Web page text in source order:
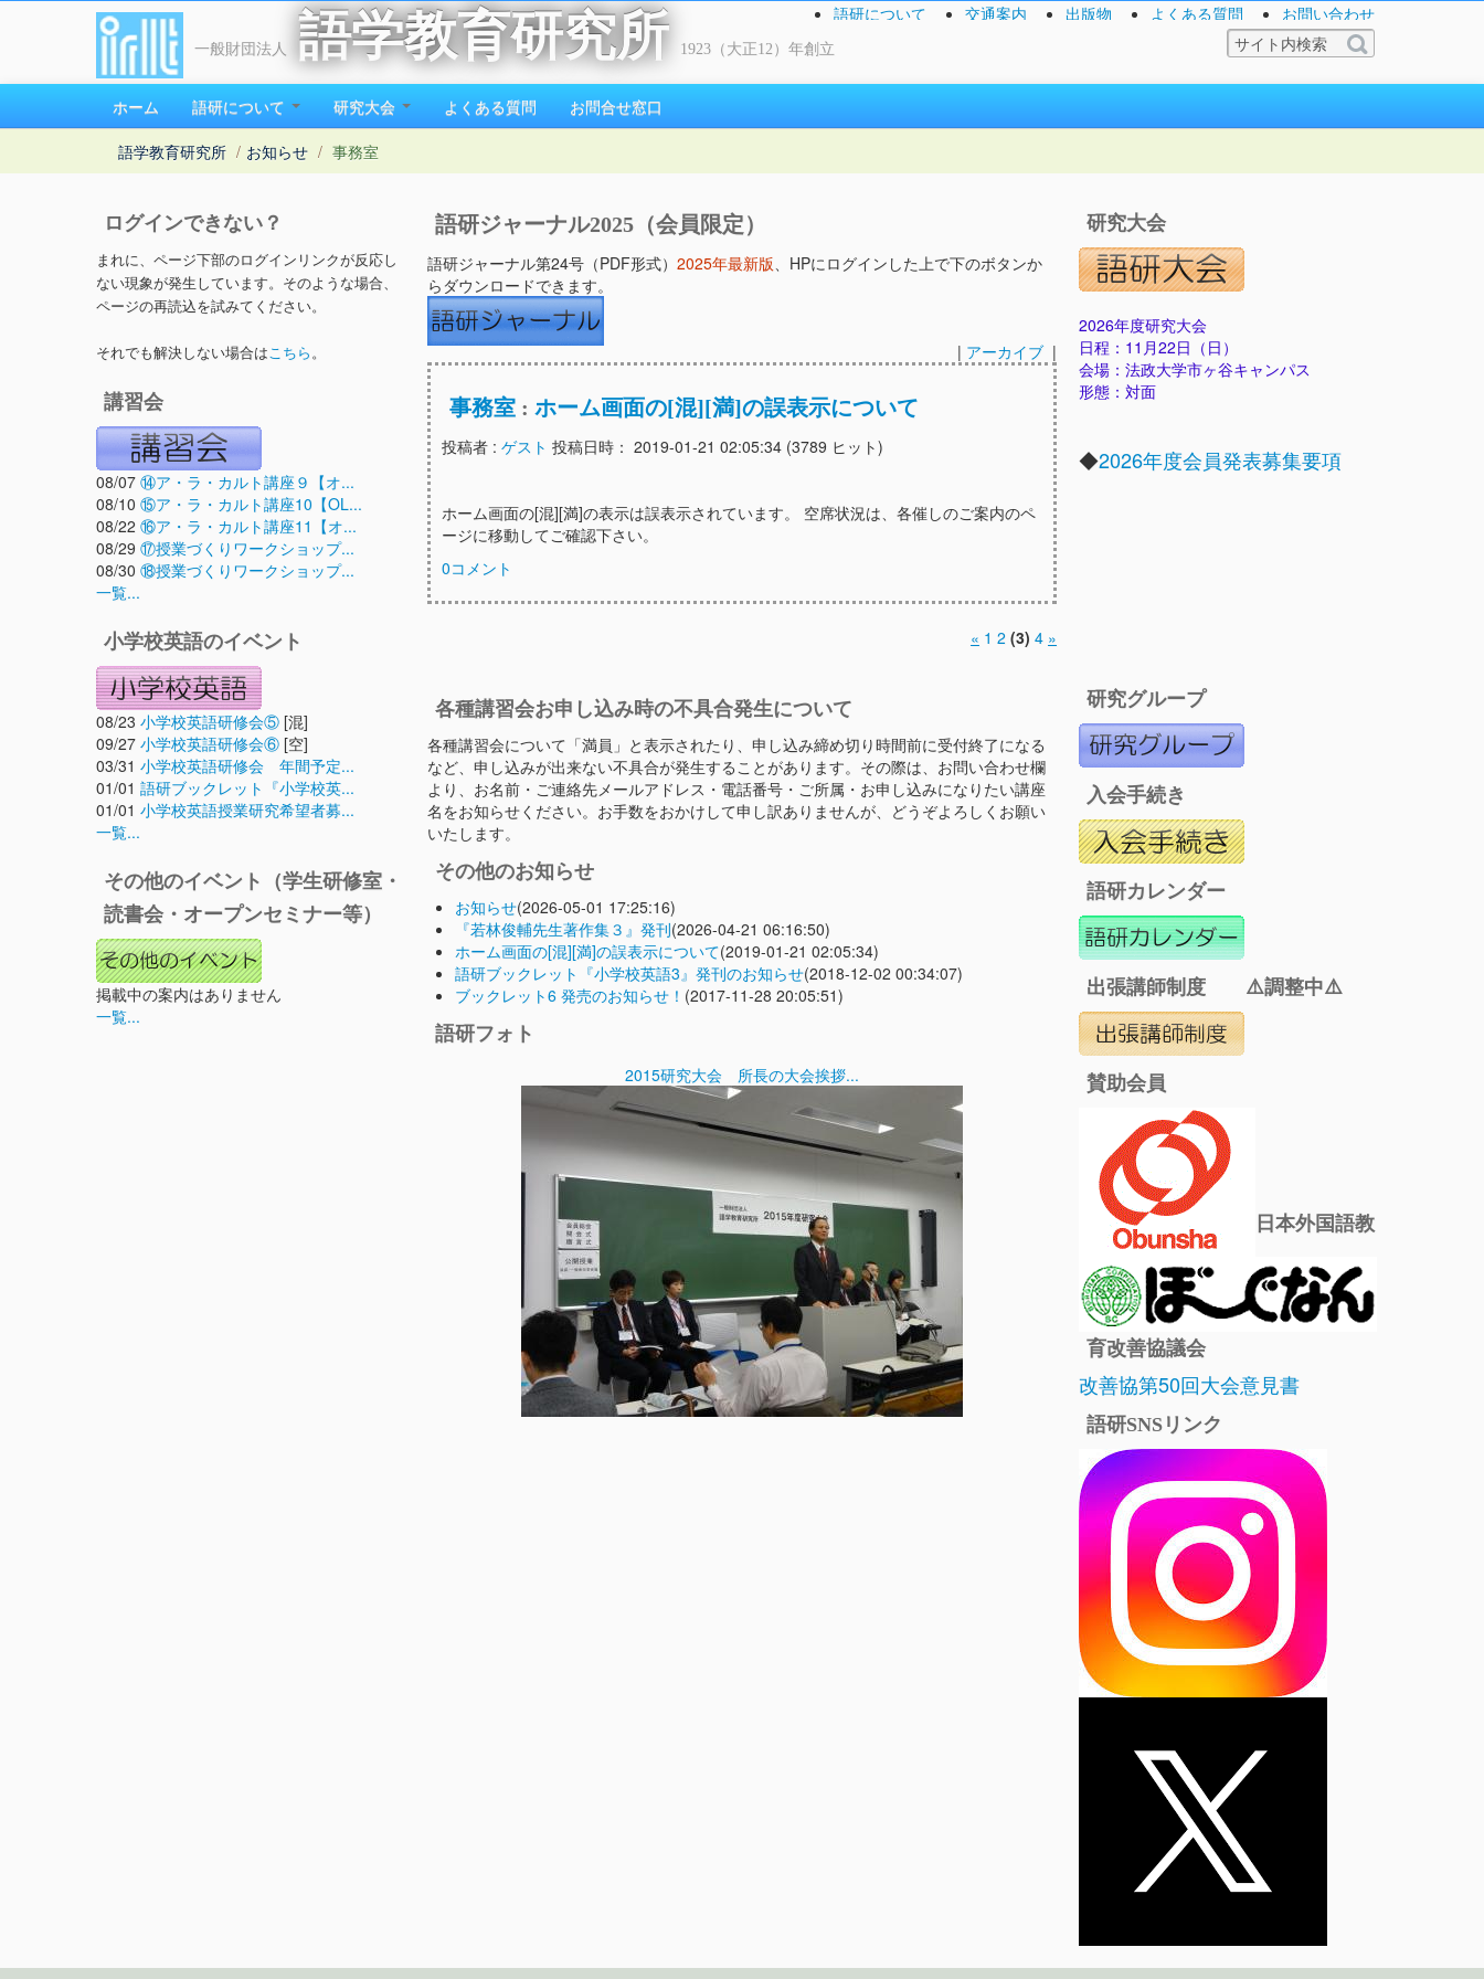
一般財団法人 語学教育研究所 1923（大正12）年創立
語研について 交通案内 出版物 よくある質問 お問い合わせ
ホーム 語研について 研究大会 よくある質問 お問合せ窓口
語学教育研究所 / お知らせ / 事務室
ログインできない？
まれに、ページ下部のログインリンクが反応し
ない現象が発生しています。そのような場合、
ページの再読込を試みてください。
それでも解決しない場合はこちら。
講習会
08/07 ⑭ア・ラ・カルト講座９【オ...
08/10 ⑮ア・ラ・カルト講座10【OL...
08/22 ⑯ア・ラ・カルト講座11【オ...
08/29 ⑰授業づくりワークショップ...
08/30 ⑱授業づくりワークショップ...
一覧...
小学校英語のイベント
08/23 小学校英語研修会⑤ [混]
09/27 小学校英語研修会⑥ [空]
03/31 小学校英語研修会 年間予定...
01/01 語研ブックレット『小学校英...
01/01 小学校英語授業研究希望者募...
一覧...
その他のイベント（学生研修室・
読書会・オープンセミナー等）
掲載中の案内はありません
一覧...
語研ジャーナル2025（会員限定）
語研ジャーナル第24号（PDF形式） 2025年最新版、HPにログインした上で下のボタンか
らダウンロードできます。
| アーカイブ|
事務室 : ホーム画面の[混][満]の誤表示について
投稿者 : ゲスト 投稿日時： 2019-01-21 02:05:34 (3789 ヒット)
ホーム画面の[混][満]の表示は誤表示されています。 空席状況は、各催しのご案内のペ
ージに移動してご確認下さい。
0コメント
« 1 2 (3) 4 »
各種講習会お申し込み時の不具合発生について
各種講習会について「満員」と表示されたり、申し込み締め切り時間前に受付終了になる
など、申し込みが出来ない不具合が発生することがあります。その際は、お問い合わせ欄
より、お名前・ご連絡先メールアドレス・電話番号・ご所属・お申し込みになりたい講座
名をお知らせください。お手数をおかけして申し訳ありませんが、どうぞよろしくお願い
いたします。
その他のお知らせ
お知らせ(2026-05-01 17:25:16)
『若林俊輔先生著作集３』発刊(2026-04-21 06:16:50)
ホーム画面の[混][満]の誤表示について(2019-01-21 02:05:34)
語研ブックレット『小学校英語3』発刊のお知らせ(2018-12-02 00:34:07)
ブックレット6 発売のお知らせ！ (2017-11-28 20:05:51)
語研フォト
2015研究大会 所長の大会挨拶...
研究大会
2026年度研究大会
日程：11月22日（日）
会場：法政大学市ヶ谷キャンパス
形態：対面
◆2026年度会員発表募集要項
研究グループ
入会手続き
語研カレンダー
出張講師制度 ⚠️調整中⚠️
賛助会員
日本外国語教
育改善協議会
改善協第50回大会意見書
語研SNSリンク